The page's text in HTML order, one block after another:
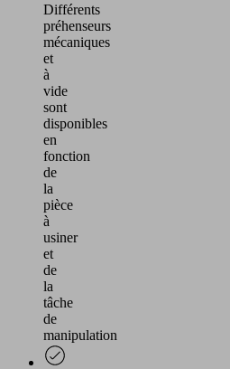
Différents
préhenseurs
mécaniques
et
à
vide
sont
disponibles
en
fonction
de
la
pièce
à
usiner
et
de
la
tâche
de
manipulation